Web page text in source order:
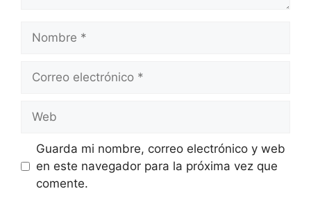
Nombre
Correo
Web
Guarda mi nombre, correo electrónico y web
en este navegador para la próxima vez que
comente.